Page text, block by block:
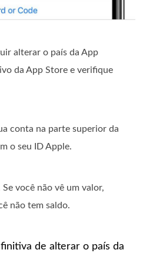
alterar o país da App
da App Store e verifique
conta na parte superior da
o seu ID Apple.
você não vê um valor,
não tem saldo.
de alterar o país da